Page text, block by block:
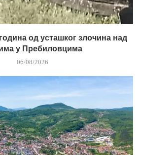
од усташког злочина над
у Пребиловцима
06/08/2026